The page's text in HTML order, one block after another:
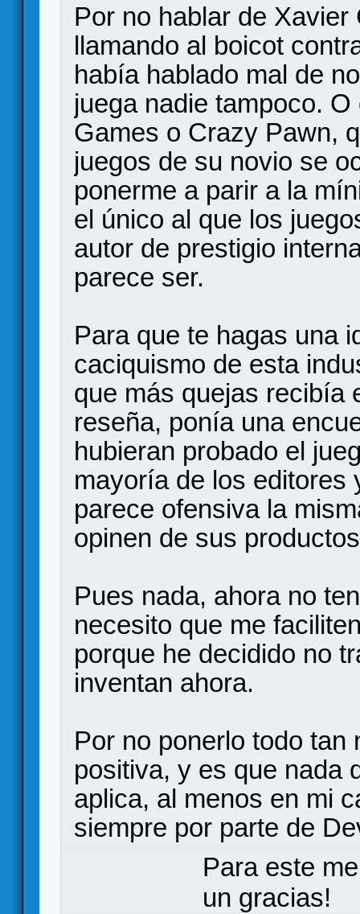
Por no hablar de Xavier
llamando al boicot
había hablado mal de
juega nadie tampoco.
Games o Crazy Pawn,
juegos de su novio se
ponerme a parir a la
el único al que los
autor de prestigio
parece ser.
Para que te hagas una
caciquismo de esta
que más quejas recibía
reseña, ponía una
hubieran probado el
mayoría de los editores
parece ofensiva la
opinen de sus
Pues nada, ahora no
necesito que me
porque he decidido no
inventan ahora.
Por no ponerlo todo tan
positiva, y es que nada
aplica, al menos en mi
siempre por parte de
Para este
un gracias!